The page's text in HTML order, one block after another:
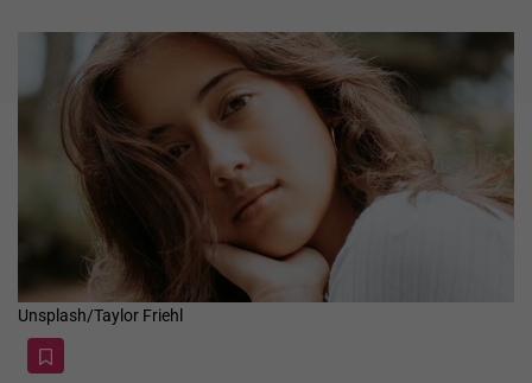
Unsplash/Taylor Friehl